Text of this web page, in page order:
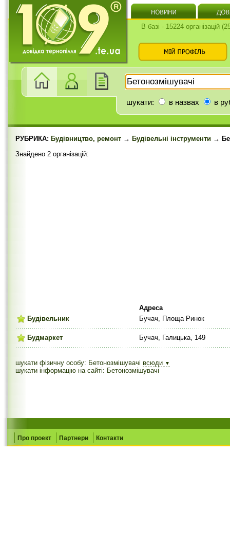
В базі - 15224 організацій
шукати: в назвах в
РУБРИКА: Будівництво, ремонт → Будівельні інструменти →
Знайдено 2 організацій:
Адреса
Будівельник
Бучач, Площа Ринок
Будмаркет Бучач, Галицька, 149
шукати фізичну особу: Бетонозмішувачі всюди ▼
шукати інформацію на сайті: Бетонозмішувачі
Про проект Партнери Контакти